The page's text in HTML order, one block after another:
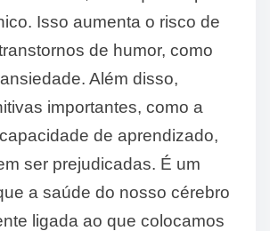
Isso aumenta o risco de
de humor, como
Além disso,
importantes, como a
de aprendizado,
ser prejudicadas. É um
a saúde do nosso cérebro
ligada ao que colocamos